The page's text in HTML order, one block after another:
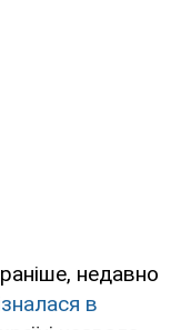
недавно
в